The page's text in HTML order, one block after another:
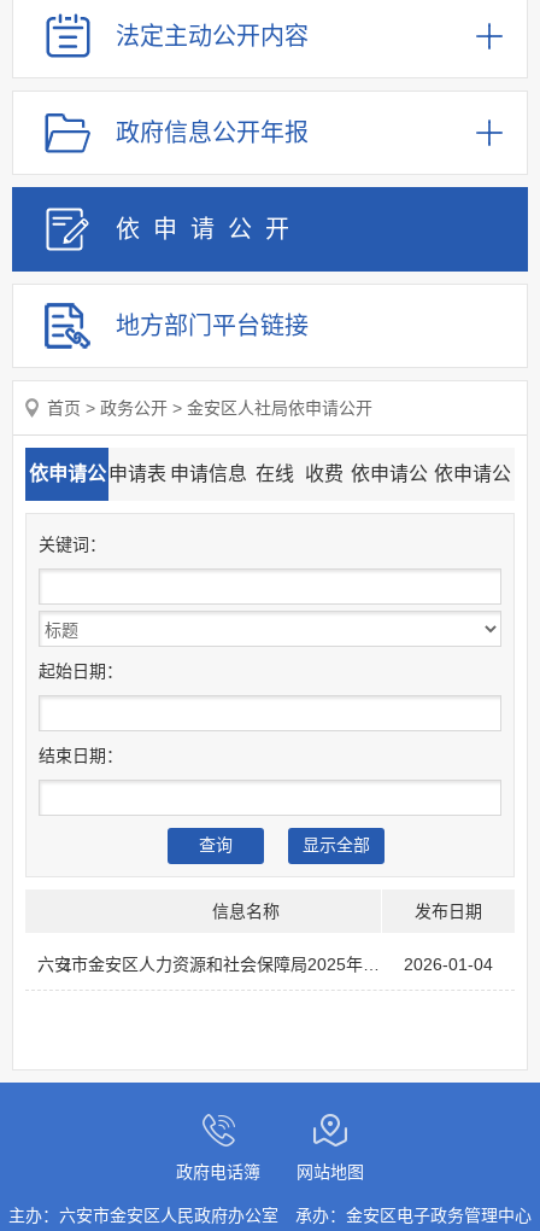
法定主动公开内容
政府信息公开年报
依申请 公 开
地方部门 平台链接
首页 > 政务公开 > 金安区人社局依申请公开
依申请公 申请表 申请信息 在线 收费 依申请公 依申请公
关键词：
起始日期：
结束日期：
发布日期
信息名称
2026-01-04
1
政府电话簿 网站地图
主办：六安市金安区人民政府办公室 承办：金安区电子政务管理中心